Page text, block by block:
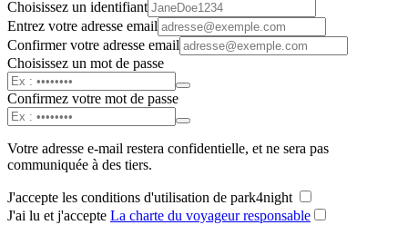
Choisissez un identifiant
Entrez votre adresse email
Confirmer votre adresse email
Choisissez un mot de passe
Confirmez votre mot de passe
Votre adresse e-mail restera confidentielle, et ne sera pas
communiquée à des tiers.
J'accepte les conditions d'utilisation de park4night
J'ai lu et j'accepte La charte du voyageur responsable